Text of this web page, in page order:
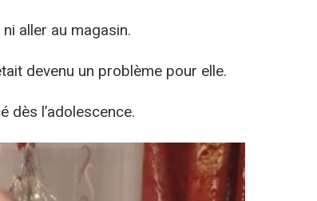
aller au magasin.
devenu un problème pour elle.
dès l’adolescence.